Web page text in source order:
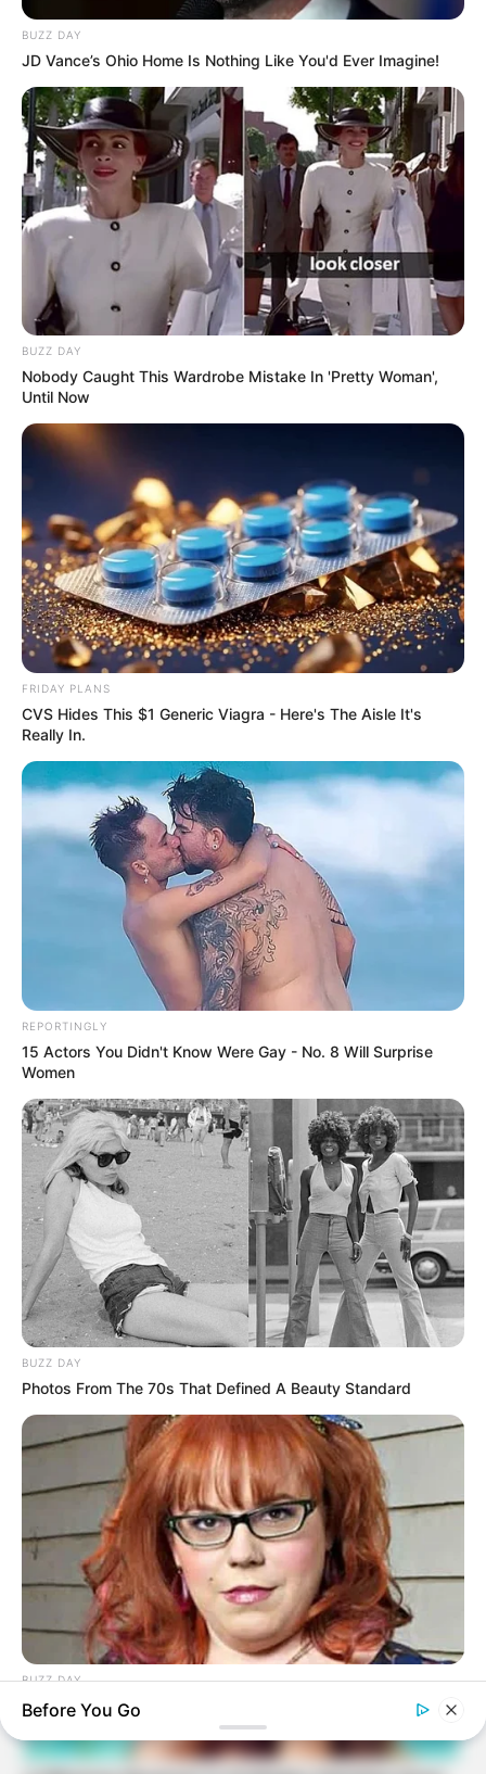
BUZZ DAY
JD Vance’s Ohio Home Is Nothing Like You'd Ever Imagine!
BUZZ DAY
Nobody Caught This Wardrobe Mistake In 'Pretty Woman',
Until Now
FRIDAY PLANS
CVS Hides This $1 Generic Viagra - Here's The Aisle It's
Really In.
REPORTINGLY
15 Actors You Didn't Know Were Gay - No. 8 Will Surprise
Women
BUZZ DAY
Photos From The 70s That Defined A Beauty Standard
BUZZ DAY
Remember Her? You Better Sit Down Before You See Her Now
Before You Go